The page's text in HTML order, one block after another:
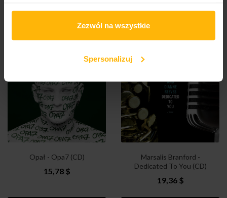
Zezwól na wszystkie
Spersonalizuj
Clear)
Opał - Opa7 (CD)
15,78 $
Marsalis Branford -
Dedicated To You (CD)
19,36 $